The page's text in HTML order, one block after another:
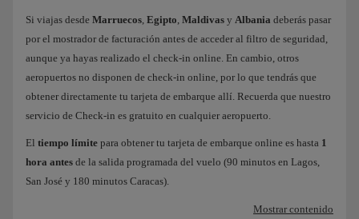
Si viajas desde Marruecos, Egipto, Maldivas y Albania deberás pasar
por el mostrador de facturación antes de acceder al filtro de seguridad,
aunque ya hayas realizado el check-in online. En cambio, otros
aeropuertos no disponen de check-in online, por lo que tendrás que
obtener directamente tu tarjeta de embarque allí. Recuerda que nuestro
servicio de Check-in es gratuito en cualquier aeropuerto.
El tiempo límite para obtener tu tarjeta de embarque online es hasta 1
hora antes de la salida programada del vuelo (90 minutos en Lagos,
San José y 180 minutos Caracas).
Mostrar contenido